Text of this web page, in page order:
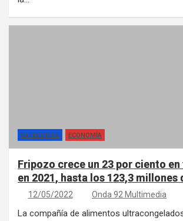
CATEGORÍAS ECONOMÍA
Fripozo crece un 23 por ciento
en 2021, hasta los 123,3 millones
12/05/2022 Onda 92 Multimedia
La compañía de alimentos